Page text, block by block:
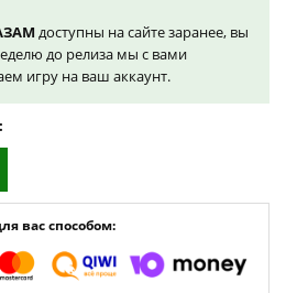
доступны на сайте заранее, вы
до релиза мы с вами
игру на ваш аккаунт.
вас способом: